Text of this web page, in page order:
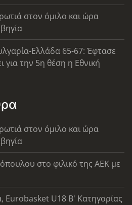
στον όμιλο και ώρα
Ελλάδα 65-67: Έφτασε
για την 5η θέση η Εθνική
στον όμιλο και ώρα
στο φιλικό της ΑΕΚ με
Eurobasket U18 Β' Κατηγορίας